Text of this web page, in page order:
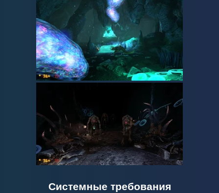
Системные требования